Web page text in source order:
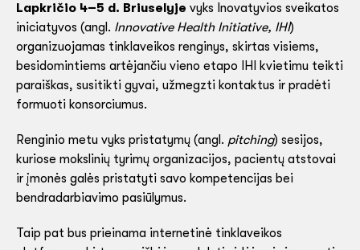
Lapkričio 4–5 d. Briuselyje vyks Inovatyvios sveikatos
iniciatyvos (angl. Innovative Health Initiative, IHI)
organizuojamas tinklaveikos renginys, skirtas visiems,
besidomintiems artėjančiu vieno etapo IHI kvietimu teikti
paraiškas, susitikti gyvai, užmegzti kontaktus ir pradėti
formuoti konsorciumus.
Renginio metu vyks pristatymų (angl. pitching) sesijos,
kuriose mokslinių tyrimų organizacijos, pacientų atstovai
ir įmonės galės pristatyti savo kompetencijas bei
bendradarbiavimo pasiūlymus.
Taip pat bus prieinama internetinė tinklaveikos